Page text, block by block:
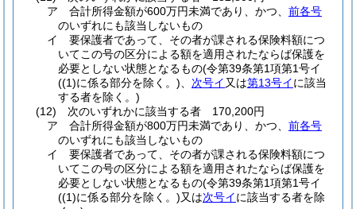
ア
合計所得金額が600万円未満であり、かつ、 前各号
のいずれにも該当しないもの
イ
要保護者であって、その者が課される保険料額につ
いてこの号の区分による額を適用されたならば保護を
必要としない状態となるもの(令第39条第1項第1号イ
((1)に係る部分を除く。) 次号イ 又は第13号イに該当
する者を除く。)
(12)
次のいずれかに該当する者 170,200円
ア
合計所得金額が800万円未満であり、かつ、 前各号
のいずれにも該当しないもの
イ
要保護者であって、その者が課される保険料額につ
いてこの号の区分による額を適用されたならば保護を
必要としない状態となるもの(令第39条第1項第1号イ
((1)に係る部分を除く。)又は次号イに該当する者を除